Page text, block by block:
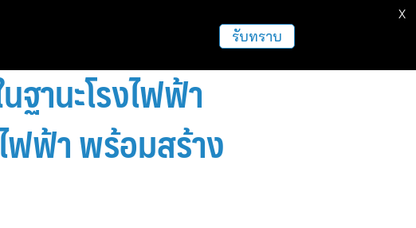
ฝากข่าวประชาสัมพันธ์
านะโรงไฟฟ้า
ฟฟ้า พร้อมสร้าง
รับทราบ
X